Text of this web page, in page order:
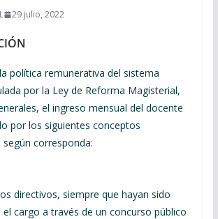
29 julio, 2022
política remunerativa del sistema
por la Ley de Reforma Magisterial,
el ingreso mensual del docente
por los siguientes conceptos
corresponda:
directivos, siempre que hayan sido
el cargo a través de un concurso público